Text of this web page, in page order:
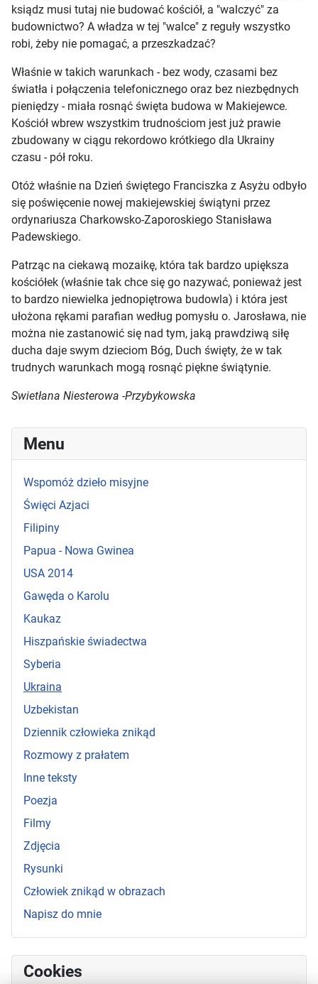
Menu
Wspomóż dzieło misyjne
Święci Azjaci
Filipiny
Papua - Nowa Gwinea
USA 2014
Gawęda o Karolu
Kaukaz
Hiszpańskie świadectwa
Syberia
Ukraina
Uzbekistan
Dziennik człowieka znikąd
Rozmowy z prałatem
Inne teksty
Poezja
Filmy
Zdjęcia
Rysunki
Człowiek znikąd w obrazach
Napisz do mnie
ksiądz musi tutaj nie budować kościół, a "walczyć" za
budownictwo? A władza w tej "walce" z reguły wszystko
robi, żeby nie pomagać, a przeszkadzać?
Właśnie w takich warunkach - bez wody, czasami bez
światła i połączenia telefonicznego oraz bez niezbędnych
pieniędzy - miała rosnąć święta budowa w Makiejewce.
Kościół wbrew wszystkim trudnościom jest już prawie
zbudowany w ciągu rekordowo krótkiego dla Ukrainy
czasu - pół roku.
Otóż właśnie na Dzień świętego Franciszka z Asyżu odbyło
się poświęcenie nowej makiejewskiej świątyni przez
ordynariusza Charkowsko-Zaporoskiego Stanisława
Padewskiego.
Patrząc na ciekawą mozaikę, która tak bardzo upiększa
kościółek (właśnie tak chce się go nazywać, ponieważ jest
to bardzo niewielka jednopiętrowa budowla) i która jest
ułożona rękami parafian według pomysłu o. Jarosława, nie
można nie zastanowić się nad tym, jaką prawdziwą siłę
ducha daje swym dzieciom Bóg, Duch święty, że w tak
trudnych warunkach mogą rosnąć piękne świątynie.
Swietłana Niesterowa -Przybykowska
Cookies